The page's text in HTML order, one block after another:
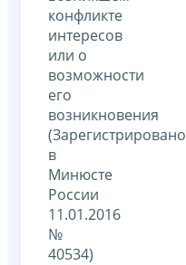
конфликте
интересов
или о
возможности
его
возникновения
(Зарегистрировано
в
Минюсте
России
11.01.2016
№
40534)